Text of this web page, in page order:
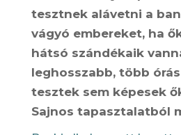
tesztnek alávetni a
vágyó embereket, ha
hátsó szándékaik
leghosszabb, több
tesztek sem képesek
Sajnos tapasztalatból